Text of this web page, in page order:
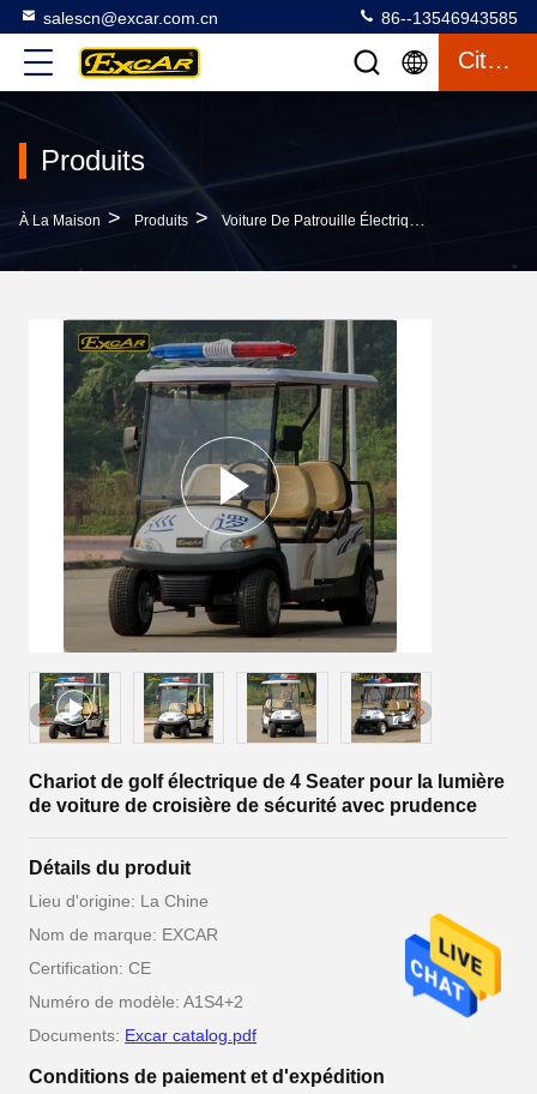
salescn@excar.com.cn 86--13546943585
Citation
Produits
À La Maison > Produits > Voiture De Patrouille Électrique
Chariot de golf électrique de 4 Seater pour la lumière
de voiture de croisière de sécurité avec prudence
Détails du produit
Lieu d'origine: La Chine
Nom de marque: EXCAR
Certification: CE
Numéro de modèle: A1S4+2
Documents: Excar catalog.pdf
Conditions de paiement et d'expédition